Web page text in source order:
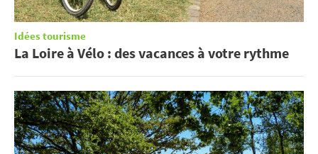
Idées tourisme
La Loire à Vélo : des vacances à votre rythme